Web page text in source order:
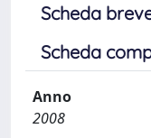
Scheda
Scheda
Anno
2008